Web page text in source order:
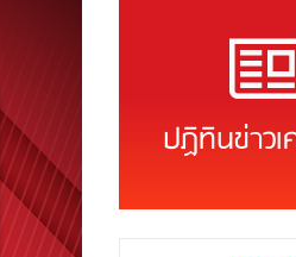
ปฏิทินข่าว